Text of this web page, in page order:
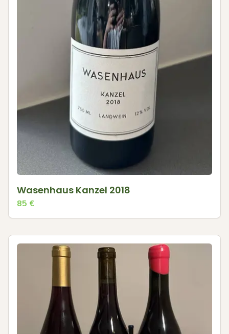
Wasenhaus Kanzel 2018
85 €